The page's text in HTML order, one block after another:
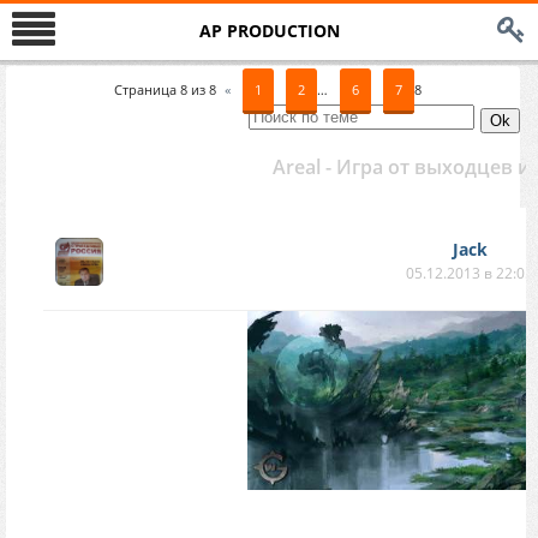
AP PRODUCTION
Страница 8из 8 « 1 2 … 6 7 8
Areal - Игра от выходцев
Jack
05.12.2013 в 22:05